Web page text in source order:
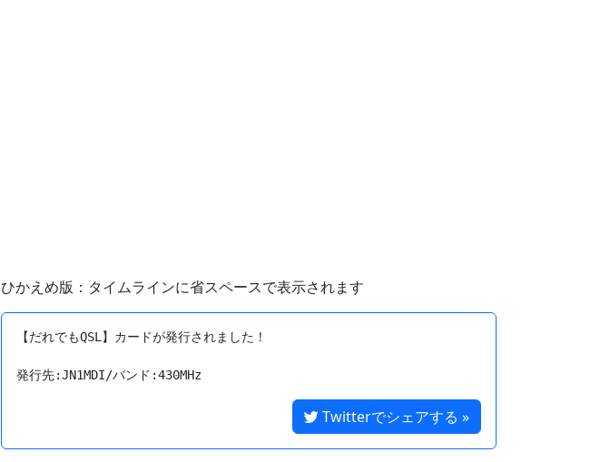
ひかえめ版：タイムラインに省スペースで表示されます
【だれでもQSL】カードが発行されました！
Twitterでシェアする »